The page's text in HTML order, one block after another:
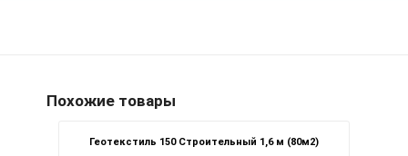
Похожие товары
Геотекстиль 150 Строительный 1,6 м (80м2)